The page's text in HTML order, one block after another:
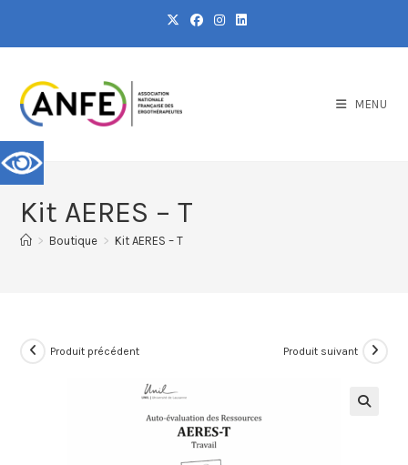
MENU
Kit AERES – T
> Boutique > Kit AERES – T
Produit précédent Produit suivant